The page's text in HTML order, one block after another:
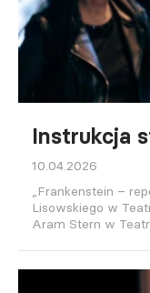
Instrukcja
10.04.2026
„Frankenstein –
Lisowskiego w
Aram Stern w